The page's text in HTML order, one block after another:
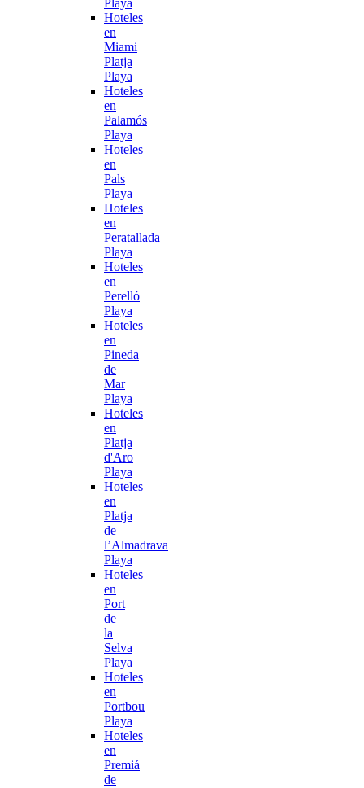
Playa
Hoteles
en
Miami
Platja
Playa
Hoteles
en
Palamós
Playa
Hoteles
en
Pals
Playa
Hoteles
en
Peratallada
Playa
Hoteles
en
Perelló
Playa
Hoteles
en
Pineda
de
Mar
Playa
Hoteles
en
Platja
d'Aro
Playa
Hoteles
en
Platja
de
l’Almadrava
Playa
Hoteles
en
Port
de
la
Selva
Playa
Hoteles
en
Portbou
Playa
Hoteles
en
Premiá
de